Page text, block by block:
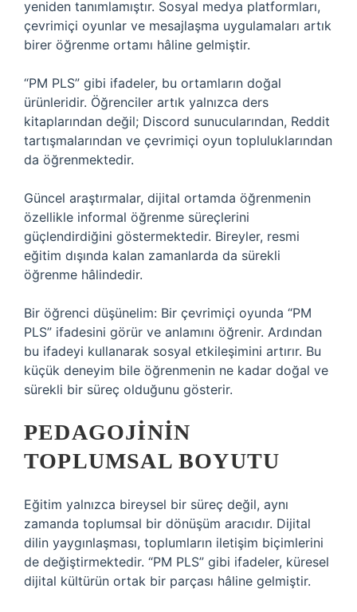
yeniden tanımlamıştır. Sosyal medya platformları,
çevrimiçi oyunlar ve mesajlaşma uygulamaları artık
birer öğrenme ortamı hâline gelmiştir.
“PM PLS” gibi ifadeler, bu ortamların doğal
ürünleridir. Öğrenciler artık yalnızca ders
kitaplarından değil; Discord sunucularından, Reddit
tartışmalarından ve çevrimiçi oyun topluluklarından
da öğrenmektedir.
Güncel araştırmalar, dijital ortamda öğrenmenin
özellikle informal öğrenme süreçlerini
güçlendirdiğini göstermektedir. Bireyler, resmi
eğitim dışında kalan zamanlarda da sürekli
öğrenme hâlindedir.
Bir öğrenci düşünelim: Bir çevrimiçi oyunda “PM
PLS” ifadesini görür ve anlamını öğrenir. Ardından
bu ifadeyi kullanarak sosyal etkileşimini artırır. Bu
küçük deneyim bile öğrenmenin ne kadar doğal ve
sürekli bir süreç olduğunu gösterir.
PEDAGOJININ
TOPLUMSAL BOYUTU
Eğitim yalnızca bireysel bir süreç değil, aynı
zamanda toplumsal bir dönüşüm aracıdır. Dijital
dilin yaygınlaşması, toplumların iletişim biçimlerini
de değiştirmektedir. “PM PLS” gibi ifadeler, küresel
dijital kültürün ortak bir parçası hâline gelmiştir.